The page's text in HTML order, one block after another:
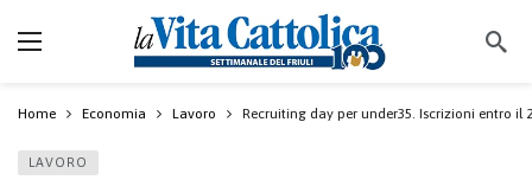
Home Economia Lavoro Recruiting day per under35. Iscrizioni entro il
LAVORO